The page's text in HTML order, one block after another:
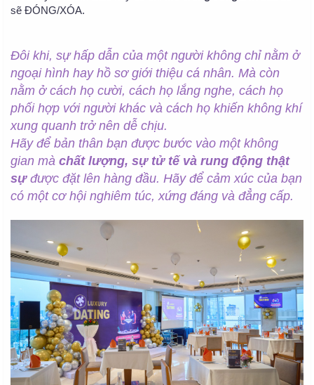
sẽ ĐÓNG/XÓA.
Đôi khi, sự hấp dẫn của một người không chỉ nằm ở
ngoại hình hay hồ sơ giới thiệu cá nhân. Mà còn
nằm ở cách họ cười, cách họ lắng nghe, cách họ
phối hợp với người khác và cách họ khiến không khí
xung quanh trở nên dễ chịu.
Hãy để bản thân bạn được bước vào một không
gian mà chất lượng, sự tử tế và rung động thật
sựđược đặt lên hàng đầu. Hãy để cảm xúc của bạn
có một cơ hội nghiêm túc, xứng đáng và đẳng cấp.